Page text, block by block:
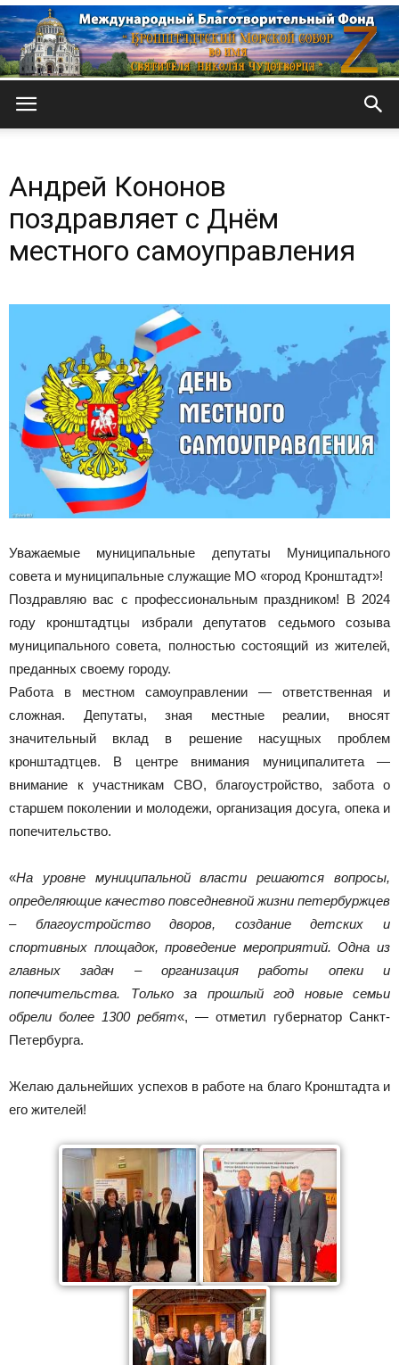
Морской
Андрей Кононов
поздравляет с Днём
местного самоуправления
Уважаемые муниципальные депутаты Муниципального
совета и муниципальные служащие МО «город Кронштадт»!
Поздравляю вас с профессиональным праздником! В 2024
году кронштадтцы избрали депутатов седьмого созыва
муниципального совета, полностью состоящий из жителей,
преданных своему городу.
Работа в местном самоуправлении — ответственная и
сложная. Депутаты, зная местные реалии, вносят
значительный вклад в решение насущных проблем
кронштадтцев. В центре внимания муниципалитета —
внимание к участникам СВО, благоустройство, забота о
старшем поколении и молодежи, организация досуга, опека и
попечительство.
«На уровне муниципальной власти решаются вопросы,
определяющие качество повседневной жизни петербуржцев
– благоустройство дворов, создание детских и
спортивных площадок, проведение мероприятий. Одна из
главных задач – организация работы опеки и
попечительства. Только за прошлый год новые семьи
обрели более 1300 ребят«, — отметил губернатор Санкт-
Петербурга.
Желаю дальнейших успехов в работе на благо Кронштадта и
его жителей!